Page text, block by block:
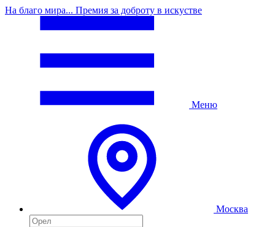
На благо мира... Премия за доброту в искустве
Меню
Москва